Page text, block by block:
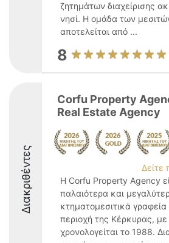
ζητημάτων διαχείρισης
νησί. Η ομάδα των
αποτελείται από ...
8
Διακριθέντες
Corfu Property
Real Estate Agency
Δείτε
Η Corfu Property Agency
παλαιότερα και
κτηματομεσιτικά
περιοχή της Κέρκυρας, με
χρονολογείται το 1988.